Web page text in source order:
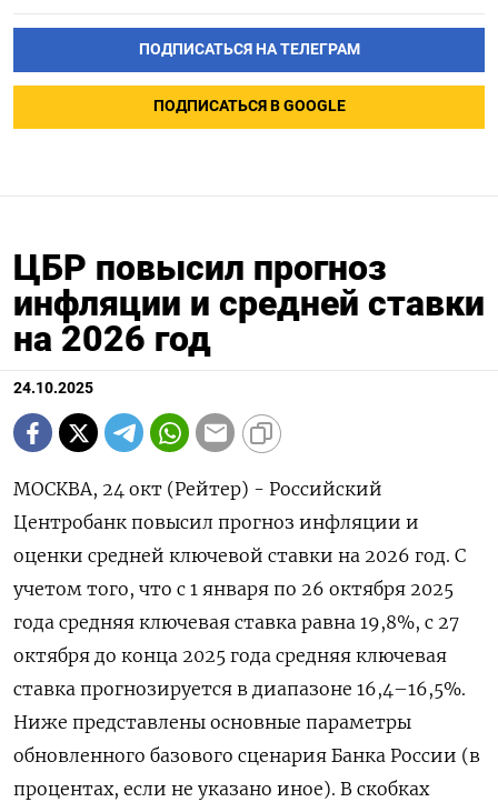
ПОДПИСАТЬСЯ НА ТЕЛЕГРАМ
ПОДПИСАТЬСЯ В GOOGLE
ЦБР повысил прогноз
инфляции и средней ставки
на 2026 год
24.10.2025
МОСКВА, 24 окт (Рейтер) - Российский
Центробанк повысил прогноз инфляции и
оценки средней ключевой ставки на 2026 год. С
учетом того, что с 1 января по 26 октября 2025
года средняя ключевая ставка равна 19,8%, с 27
октября до конца 2025 года средняя ключевая
ставка прогнозируется в диапазоне 16,4–16,5%.
Ниже представлены основные параметры
обновленного базового сценария Банка России (в
процентах, если не указано иное). В скобках